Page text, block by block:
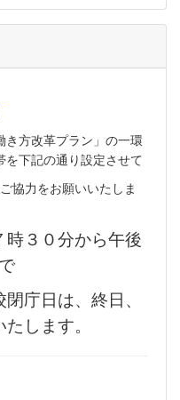
方改革プラン」の一環
を下記の通り設定させて
協力をお願いいたしま
３０分から午後
庁日は、終日、
します。